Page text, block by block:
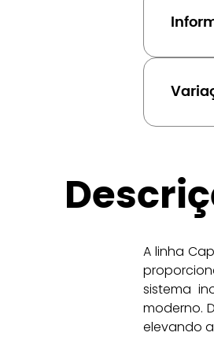
A linha
sistema
moderno.
elevando